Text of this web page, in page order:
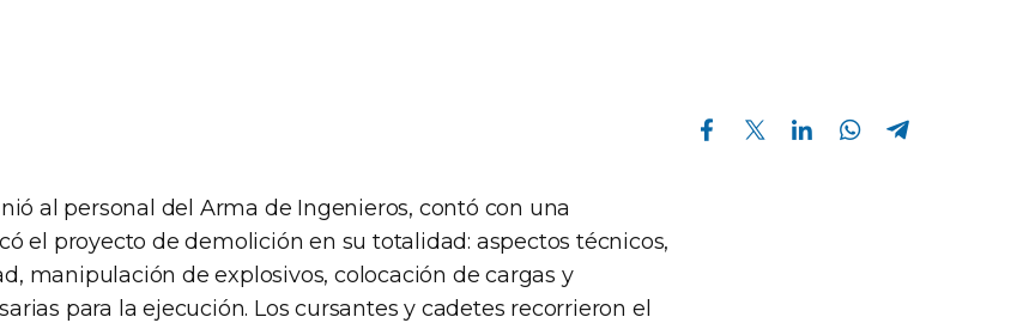
Compartir en Facebook Compartir en Twitter Compartir en Linkedin Compartir en Whatsapp
al personal del Arma de Ingenieros, contó con una
el proyecto de demolición en su totalidad: aspectos técnicos,
manipulación de explosivos, colocación de cargas y
para la ejecución. Los cursantes y cadetes recorrieron el